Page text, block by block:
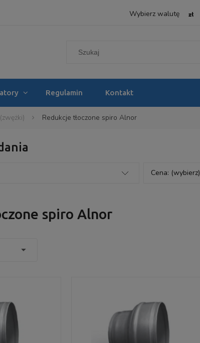
Wybierz walutę
Regulamin Kontakt
Redukcje tłoczone spiro Alnor
Cena: (wybierz)
spiro Alnor